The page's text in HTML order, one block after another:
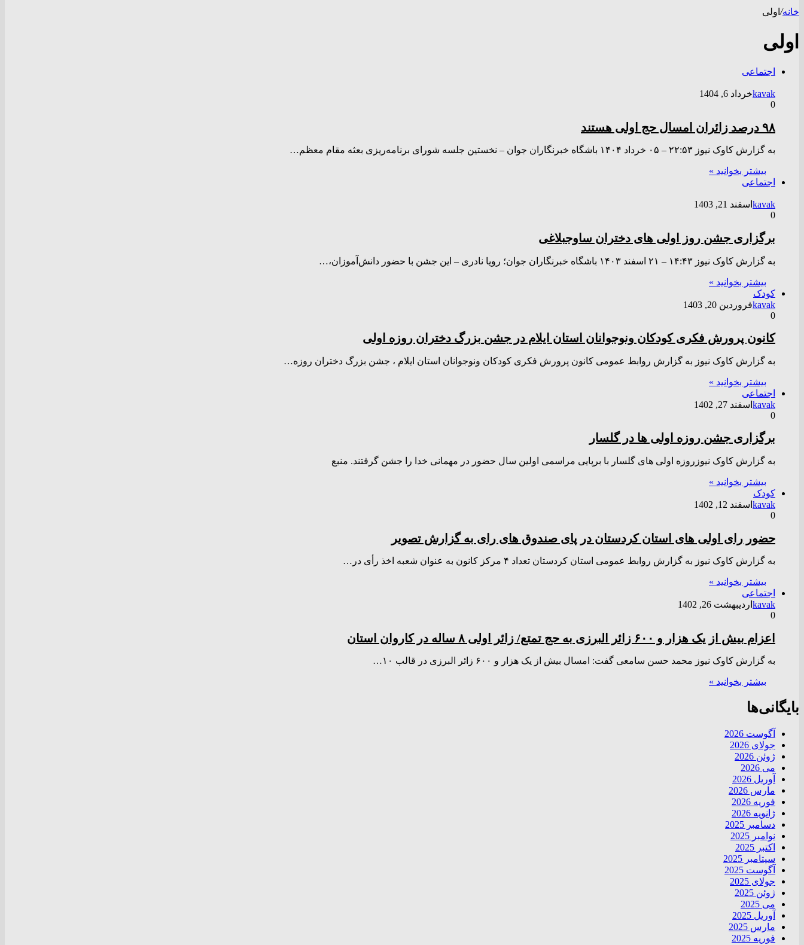
خانه/ اولی
اولی
اجتماعی
kavakخرداد 6, 1404
0
۹۸ درصد زائران امسال حج اولی هستند
به گزارش کاوک نیوز ۲۲:۵۳ – ۰۵ خرداد ۱۴۰۴ باشگاه خبرنگاران جوان – نخستین جلسه شورای برنامه‌ریزی بعثه مقام معظم…
بیشتر بخوانید »
اجتماعی
kavak اسفند 21, 1403
0
برگزاری جشن روز اولی های دختران ساوجبلاغی
به گزارش کاوک نیوز ۱۴:۴۳ – ۲۱ اسفند ۱۴۰۳ باشگاه خبرنگاران جوان؛ رویا نادری – این جشن با حضور دانش‌آموزان،…
بیشتر بخوانید »
کودک
kavakفروردین 20, 1403
0
کانون پرورش فکری کودکان ونوجوانان استان ایلام در جشن بزرگ دختران روزه اولی
به گزارش کاوک نیوز به گزارش روابط عمومی کانون پرورش فکری کودکان ونوجوانان استان ایلام ، جشن بزرگ دختران روزه…
بیشتر بخوانید »
اجتماعی
kavak اسفند 27, 1402
0
برگزاری جشن روزه اولی ها در گلسار
به گزارش کاوک نیوزروزه اولی های گلسار با برپایی مراسمی اولین سال حضور در مهمانی خدا را جشن گرفتند. منبع
بیشتر بخوانید »
کودک
kavak اسفند 12, 1402
0
حضور رای اولی های استان کردستان در پای صندوق های رای به گزارش تصویر
به گزارش کاوک نیوز به گزارش ‌روابط عمومی استان کردستان تعداد ۴ مرکز کانون به عنوان شعبه اخذ رأی در…
بیشتر بخوانید »
اجتماعی
kavak اردیبهشت 26, 1402
0
اعزام بیش از یک هزار و ۶۰۰ زائر البرزی به حج تمتع/ زائر اولی ۸ ساله در کاروان استان
به گزارش کاوک نیوز محمد حسن سامعی گفت: امسال بیش از یک هزار و ۶۰۰ زائر البرزی در قالب ۱۰…
بیشتر بخوانید »
بایگانی‌ها
آگوست 2026
جولای 2026
ژوئن 2026
می 2026
آوریل 2026
مارس 2026
فوریه 2026
ژانویه 2026
دسامبر 2025
نوامبر 2025
اکتبر 2025
سپتامبر 2025
آگوست 2025
جولای 2025
ژوئن 2025
می 2025
آوریل 2025
مارس 2025
فوریه 2025